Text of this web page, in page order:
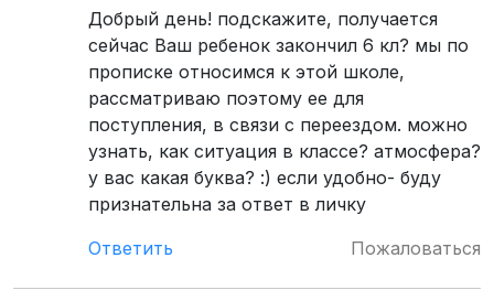
Добрый день! подскажите, получается
сейчас Ваш ребенок закончил 6 кл? мы по
прописке относимся к этой школе,
рассматриваю поэтому ее для
поступления, в связи с переездом. можно
узнать, как ситуация в классе? атмосфера?
у вас какая буква? :) если удобно- буду
признательна за ответ в личку
Ответить
Пожаловаться